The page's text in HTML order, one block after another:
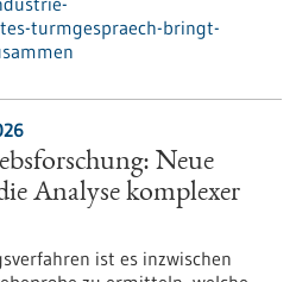
turmgespraech-bringt-
Neue
Analyse komplexer
ist es inzwischen